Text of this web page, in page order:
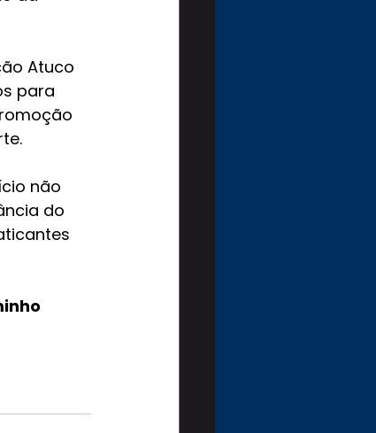
Atuco
para
não
do